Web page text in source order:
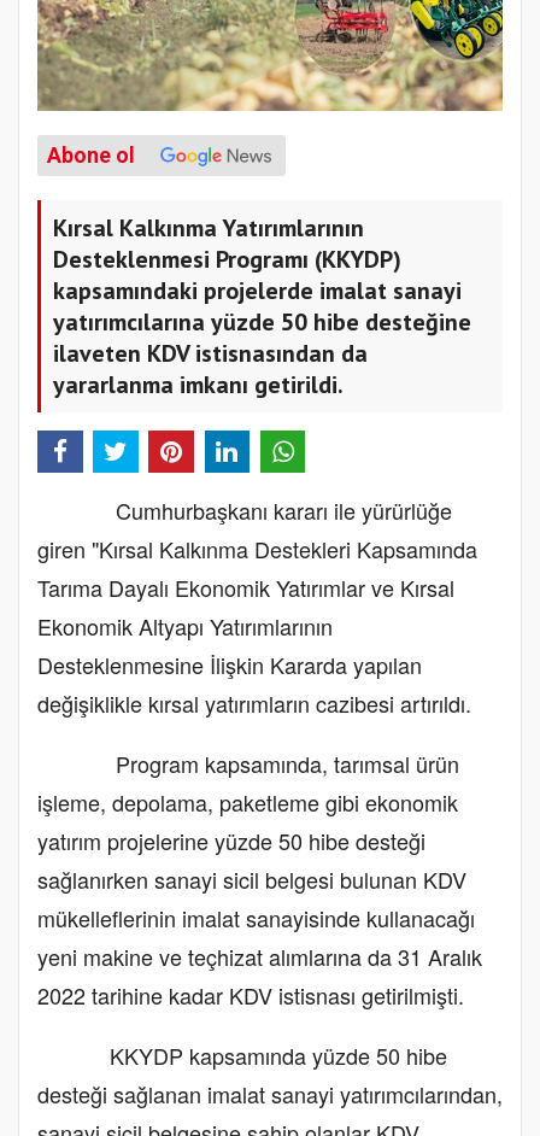
Abone ol
Kırsal Kalkınma Yatırımlarının
Desteklenmesi Programı (KKYDP)
kapsamındaki projelerde imalat sanayi
yatırımcılarına yüzde 50 hibe desteğine
ilaveten KDV istisnasından da
yararlanma imkanı getirildi.
Cumhurbaşkanı kararı ile yürürlüğe
giren "Kırsal Kalkınma Destekleri Kapsamında
Tarıma Dayalı Ekonomik Yatırımlar ve Kırsal
Ekonomik Altyapı Yatırımlarının
Desteklenmesine İlişkin Kararda yapılan
değişiklikle kırsal yatırımların cazibesi artırıldı.
Program kapsamında, tarımsal ürün
işleme, depolama, paketleme gibi ekonomik
yatırım projelerine yüzde 50 hibe desteği
sağlanırken sanayi sicil belgesi bulunan KDV
mükelleflerinin imalat sanayisinde kullanacağı
yeni makine ve teçhizat alımlarına da 31 Aralık
2022 tarihine kadar KDV istisnası getirilmişti.
KKYDP kapsamında yüzde 50 hibe
desteği sağlanan imalat sanayi yatırımcılarından,